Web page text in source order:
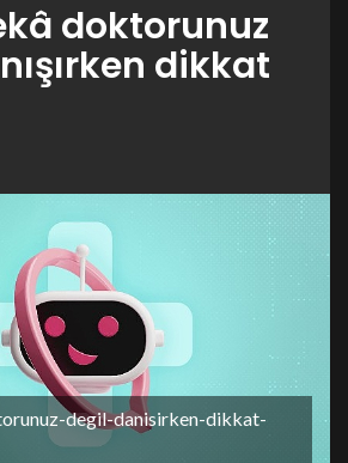
doktorunuz
dikkat
degil-danisirken-dikkat-